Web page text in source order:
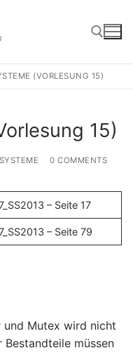
(VORLESUNG 15)
15)
0 COMMENTS
– Seite 17
– Seite 79
und Mutex wird nicht
müssen